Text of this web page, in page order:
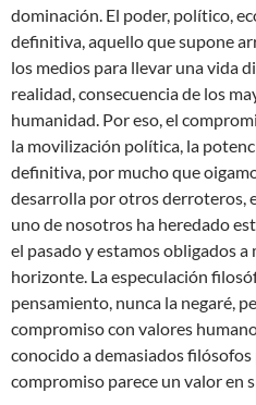
dominación. El poder, político,
definitiva, aquello que supone
los medios para llevar una vida
realidad, consecuencia de los
humanidad. Por eso, el
la movilización política, la
definitiva, por mucho que
desarrolla por otros derroteros,
uno de nosotros ha heredado
el pasado y estamos obligados
horizonte. La especulación
pensamiento, nunca la negaré,
compromiso con valores
conocido a demasiados filósofos
compromiso parece un valor en